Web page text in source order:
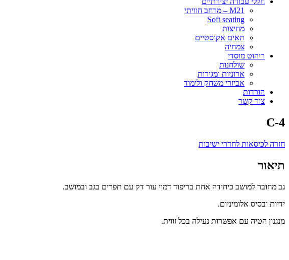
M21 – מרחב חוויתי
Soft seating
מחיצות
תאים אקוסטיים
צמחיה
ריהוט מוסדי
שולחנות
ארוניות ומגירות
אביזרי משחק ולימוד
הורדות
צור קשר
C-4
חזרה לכיסאות לחדרי ישיבות
תיאור
גב מחובר למושב כיחידה אחת בריפוד דמוי עור דק עם תפרים בגב ובמושב.
ידיות ובסיס אלומיניום.
מנגנון הטיה עם אפשרות נעילה בכל זווית.